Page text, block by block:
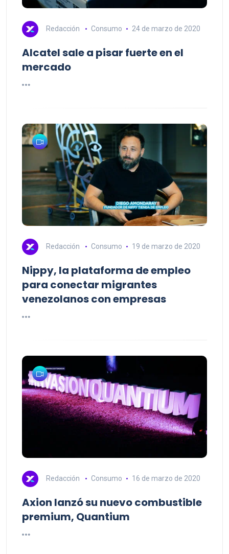
Redacción Consumo 24 de marzo de 2020
Alcatel sale a pisar fuerte en el
mercado
Redacción Consumo 19 de marzo de 2020
Nippy, la plataforma de empleo
para conectar migrantes
venezolanos con empresas
Redacción Consumo 16 de marzo de 2020
Axion lanzó su nuevo combustible
premium, Quantium